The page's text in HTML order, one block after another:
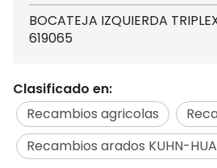
BOCATEJA IZQUIERDA
619065
Clasificado en:
Recambios agricolas
Recambios arados KUHN-